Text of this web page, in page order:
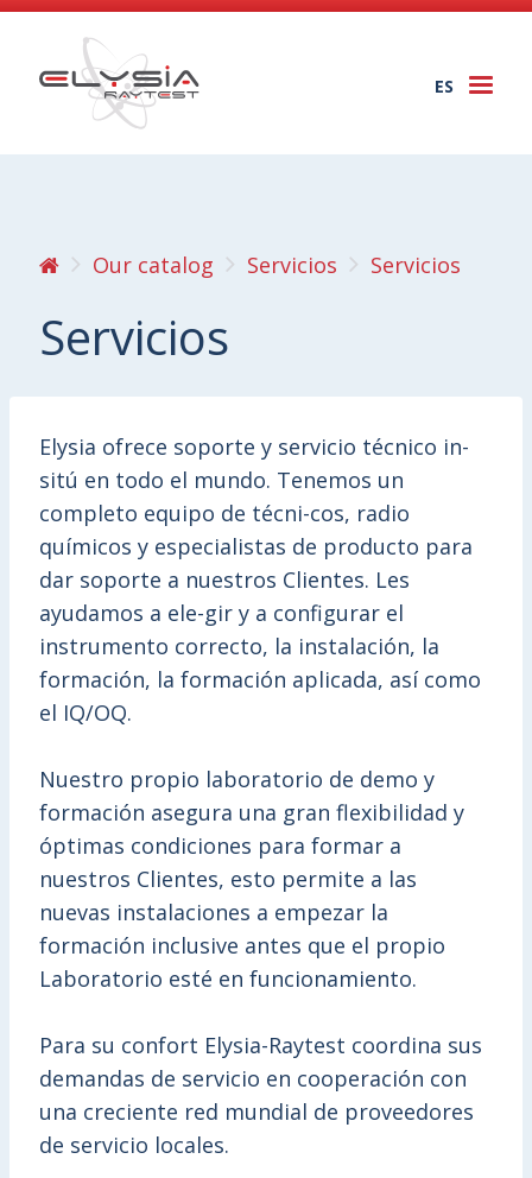
ES
Our catalog Servicios Servicios
Servicios
Elysia ofrece soporte y servicio técnico in-
sitú en todo el mundo. Tenemos un
completo equipo de técni-cos, radio
químicos y especialistas de producto para
dar soporte a nuestros Clientes. Les
ayudamos a ele-gir y a configurar el
instrumento correcto, la instalación, la
formación, la formación aplicada, así como
el IQ/OQ.
Nuestro propio laboratorio de demo y
formación asegura una gran flexibilidad y
óptimas condiciones para formar a
nuestros Clientes, esto permite a las
nuevas instalaciones a empezar la
formación inclusive antes que el propio
Laboratorio esté en funcionamiento.
Para su confort Elysia-Raytest coordina sus
demandas de servicio en cooperación con
una creciente red mundial de proveedores
de servicio locales.